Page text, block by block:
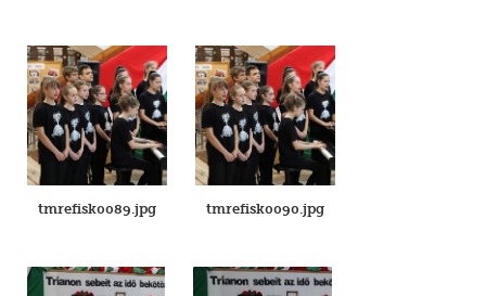
tmrefisk0089.jpg tmrefisk0090.jpg